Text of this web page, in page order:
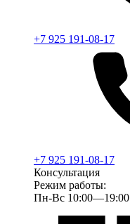
+7 925 191-08-17
+7 925 191-08-17
Консультация
Режим работы:
Пн-Вс 10:00—19:00